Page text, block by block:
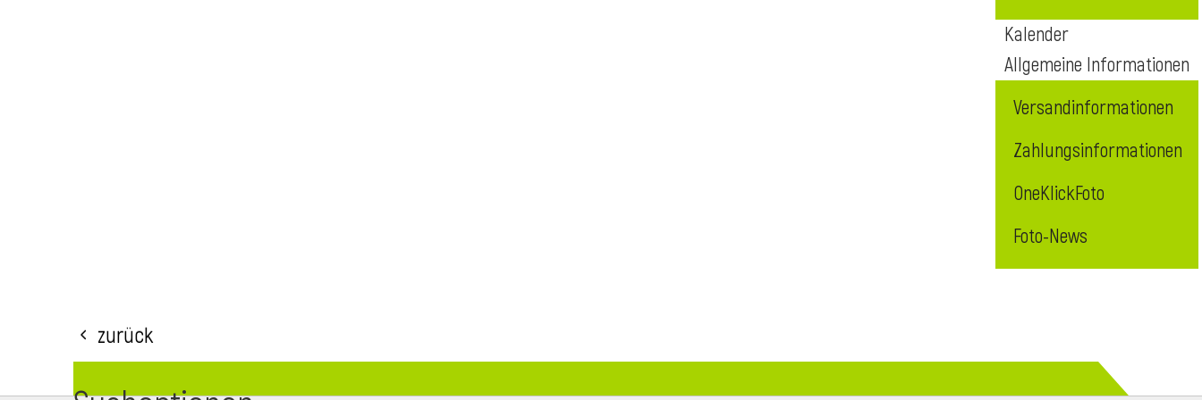
Kalender
Allgemeine Informationen
Versandinformationen
Zahlungsinformationen
OneKlickFoto
Foto-News
Zurück